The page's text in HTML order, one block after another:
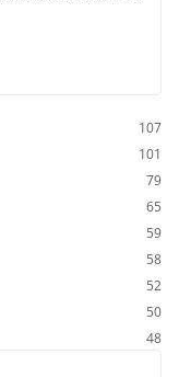
107
101
79
65
59
58
52
50
48